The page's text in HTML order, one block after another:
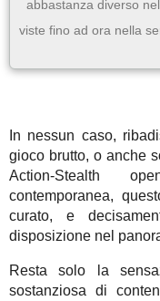
abbastanza diverso
viste fino ad ora nella
In nessun caso,
gioco brutto, o anche
Action-Stealth
contemporanea,
curato, e
disposizione nel
Resta solo la
sostanziosa di